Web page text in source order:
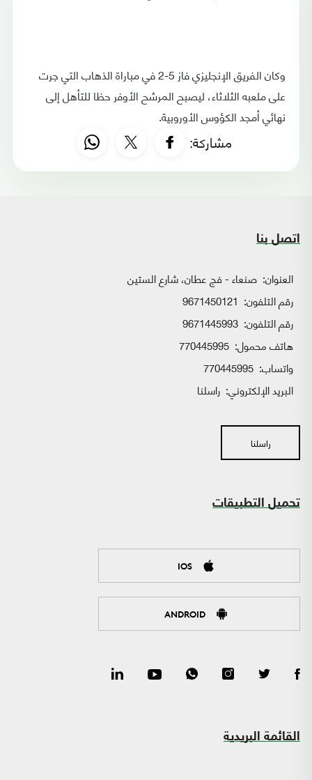
وكان الفريق الإنجليزي فاز 5-2 في مباراة الذهاب التي جرت
على ملعبه الثلاثاء، ليصبح المرشح الأوفر حظا للتأهل إلى
نهائي أمجد الكؤوس الأوروبية.
مشاركة:
اتصل بنا
العنوان: صنعاء - فج عطان، شارع الستين
رقم التلفون: 9671450121
رقم التلفون: 9671445993
هاتف محمول: 770445995
واتساب:
البريد الإلكتروني: راسلنا
راسلنا
تحميل التطبيقات
IOS
ANDROID
القائمة البريدية